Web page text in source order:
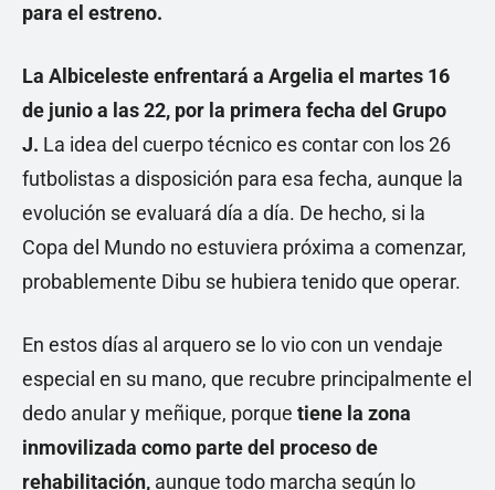
para el estreno.
La Albiceleste enfrentará a Argelia el martes 16
de junio a las 22, por la primera fecha del Grupo
J. La idea del cuerpo técnico es contar con los 26
futbolistas a disposición para esa fecha, aunque la
evolución se evaluará día a día. De hecho, si la
Copa del Mundo no estuviera próxima a comenzar,
probablemente Dibu se hubiera tenido que operar.
En estos días al arquero se lo vio con un vendaje
especial en su mano, que recubre principalmente el
dedo anular y meñique, porque tiene la zona
inmovilizada como parte del proceso de
rehabilitación, aunque todo marcha según lo